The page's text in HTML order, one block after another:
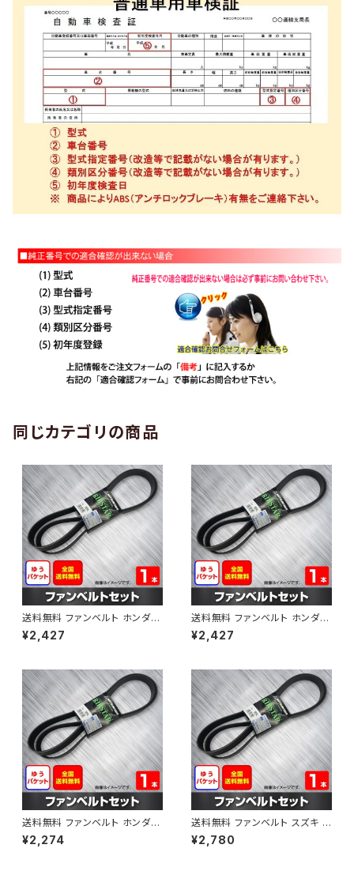
同じカテゴリの商品
送料無料 ファンベルト ホンダ
ゼスト 型式JE1 H18.03～H24.
11 （国内トップメーカー） 1本 H
¥2,427
送料無料 ファンベルト ホンダ ラ
イフ 型式JB6 H15.09～H20.1
1 （国内トップメーカー） 1本 HA
¥2,427
送料無料 ファンベルト ホンダ フ
ィット 型式GE6 H19.10～H25.
09 （国内トップメーカー） 1本 H
¥2,274
送料無料 ファンベルト スズキ ス
ペーシア 型式MK32S H25.03
～H30.02 （国内トップメーカ
¥2,780